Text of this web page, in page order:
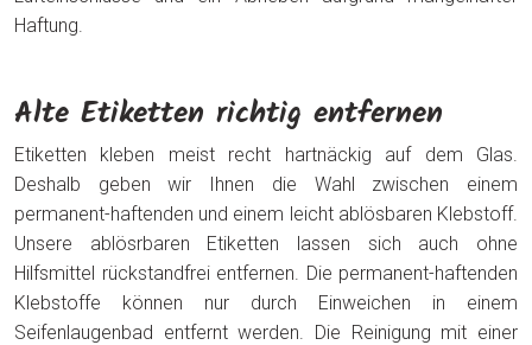
Haftung.
Alte Etiketten richtig entfernen
Etiketten kleben meist recht hartnäckig auf dem Glas.
Deshalb geben wir Ihnen die Wahl zwischen einem
permanent-haftenden und einem leicht ablösbaren Klebstoff.
Unsere ablösrbaren Etiketten lassen sich auch ohne
Hilfsmittel rückstandfrei entfernen. Die permanent-haftenden
Klebstoffe können nur durch Einweichen in einem
Seifenlaugenbad entfernt werden. Die Reinigung mit einer